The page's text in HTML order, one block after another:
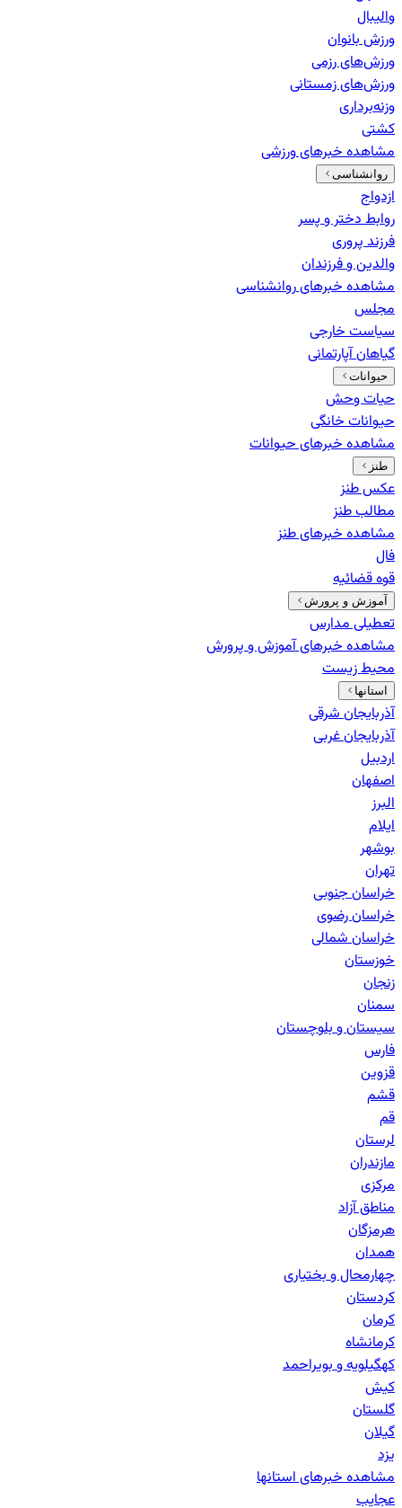
والیبال
ورزش بانوان
ورزش‌های رزمی
ورزش‌های زمستانی
وزنه‌برداری
کشتی
مشاهده خبرهایورزشی
روانشناسی
ازدواج
روابط دختر و پسر
فرزند پروری
والدین و فرزندان
مشاهده خبرهایروانشناسی
مجلس
سیاست خارجی
گیاهان آپارتمانی
حیوانات
حیات وحش
حیوانات خانگی
مشاهده خبرهایحیوانات
طنز
عکس طنز
مطالب طنز
مشاهده خبرهایطنز
فال
قوه قضائیه
آموزش و پرورش
تعطیلی مدارس
مشاهده خبرهایآموزش و پرورش
محیط زیست
استانها
آذربایجان شرقی
آذربایجان غربی
اردبیل
اصفهان
البرز
ایلام
بوشهر
تهران
خراسان جنوبی
خراسان رضوی
خراسان شمالی
خوزستان
زنجان
سمنان
سیستان و بلوچستان
فارس
قزوین
قشم
قم
لرستان
مازندران
مرکزی
مناطق آزاد
هرمزگان
همدان
چهارمحال و بختیاری
کردستان
کرمان
کرمانشاه
کهگیلویه و بویراحمد
کیش
گلستان
گیلان
یزد
مشاهده خبرهایاستانها
عجایب